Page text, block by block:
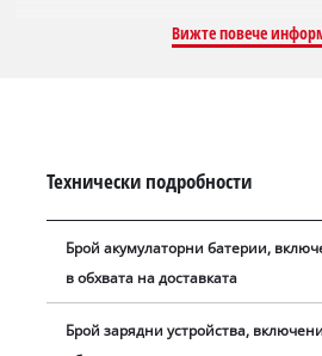
15 см). Като член на Power X-Change
от безчетков мотор Einhell
повече мощност и по-дълго време
конвенционалните мотори с
онлайн регистрация за
оптимално предава мощността към
Вижте повече
Технически подробности
Брой акумулаторни батерии,
в обхвата на доставката
Брой зарядни устройства,